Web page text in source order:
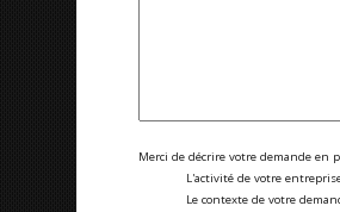
Merci de décrire votre demande en
L'activité de votre
Le contexte de votre